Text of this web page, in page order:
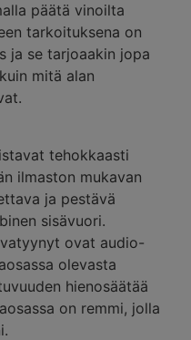
päätä vinoilta
tarkoituksena on
ja se tarjoaakin jopa
mitä alan
tehokkaasti
ilmaston mukavan
ja pestävä
sisävuori.
ovat audio-
olevasta
hienosäätää
on remmi, jolla